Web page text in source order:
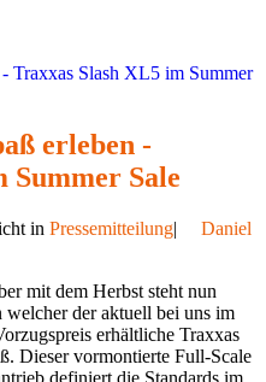
erleben -
Summer Sale
in Pressemitteilung|
Daniel
mit dem Herbst steht nun
welcher der aktuell bei uns im
erhältliche Traxxas
Dieser vormontierte Full-Scale